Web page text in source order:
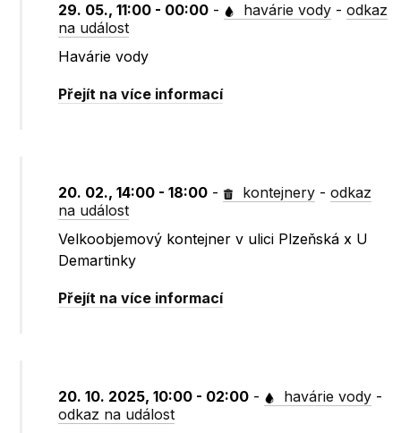
29. 05., 11:00 - 00:00 - havárie vody -odkaz
na událost
Havárie vody
Přejít na více informací
20. 02., 14:00 - 18:00 - kontejnery -odkaz
na událost
Velkoobjemový kontejner v ulici Plzeňská x U
Demartinky
Přejít na více informací
20. 10. 2025, 10:00 - 02:00 - havárie vody -
odkaz na událost